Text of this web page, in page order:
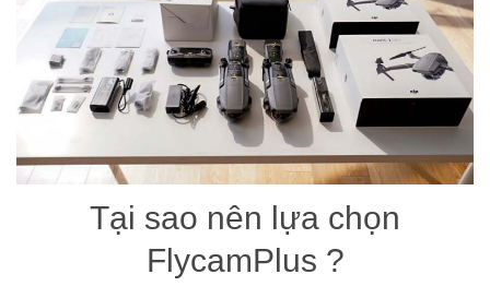
Tại sao nên lựa chọn
FlycamPlus ?